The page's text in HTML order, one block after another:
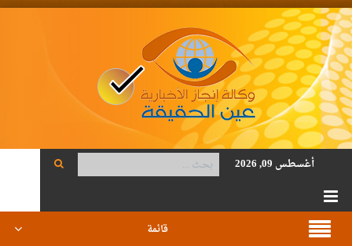
أغسطس 09, 2026
قائمة